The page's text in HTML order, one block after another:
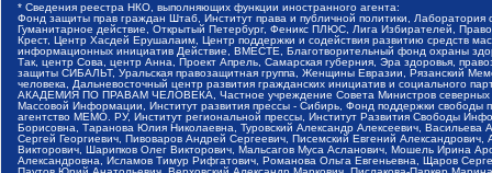
* Сведения реестра НКО, выполняющих функции иностранного агента:
Фонд защиты прав граждан Штаб, Институт права и публичной политики,
Гуманитарное действие, Открытый Петербург, Феникс ПЛЮС, Лига Избирателей,
Крест, Центр Хасдей Ерушалаим, Центр поддержки и содействия развитию средств
информационных инициатив Действие, ВМЕСТЕ, Благотворительный фонд охраны
Так, центр Сова, центр Анна, Проект Апрель, Самарская губерния, Эра здоровья,
защиты СИБАЛЬТ, Уральская правозащитная группа, Женщины Евразии, Рязанский
человека, Дальневосточный центр развития гражданских инициатив и социального
АКАДЕМИЯ ПО ПРАВАМ ЧЕЛОВЕКА, Частное учреждение Совета Министров северных
Массовой Информации, Институт развития прессы - Сибирь, Фонд поддержки
агентство МЕМО. РУ, Институт региональной прессы, Институт Развития Свободы
Борисовна, Таранова Юлия Николаевна, Туровский Александр Алексеевич,
Сергей Георгиевич, Пивоваров Андрей Сергеевич, Писемский Евгений
Викторович, Шарипков Олег Викторович, Мальсагов Муса Асланович, Мошель Ирина
Александровна, Исламов Тимур Рифгатович, Романова Ольга Евгеньевна, Щаров